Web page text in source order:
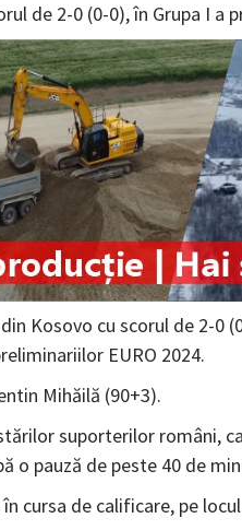
de 2-0 (0-0), în Grupa I a
Kosovo cu scorul de 2-0
EURO 2024.
Mihăilă (90+3).
suporterilor români,
o pauză de peste 40 de
cursa de calificare, pe